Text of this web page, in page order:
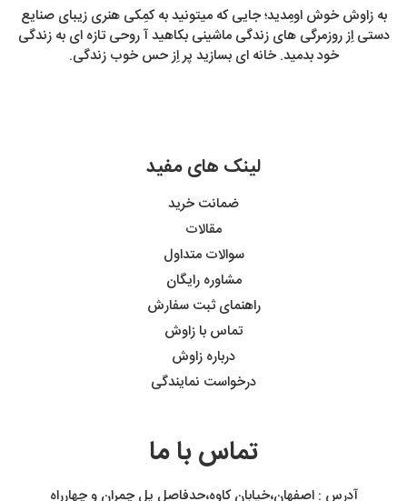
به زاوش خوش اومِدید؛ جایی که میتونید به کمِکی هنری زیبای صنایع
دستی اِز روزمرگی های زندگی ماشینی بکاهید آ روحی تازه ای به زندگی
خود بدمید. خانه ای بسازید پر اِز حس خوب زندگی.
لینک های مفید
ضمانت خرید
مقالات
سوالات متداول
مشاوره رایگان
راهنمای ثبت سفارش
تماس با زاوش
درباره زاوش
درخواست نمایندگی
تماس با ما
آدرس : اصفهان،خیابان کاوه،حدفاصل پل چمران و چهارراه